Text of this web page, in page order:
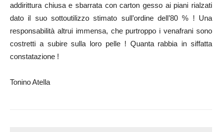
addirittura chiusa e sbarrata con carton gesso ai piani rialzati
dato il suo sottoutilizzo stimato sull’ordine dell’80 % ! Una
responsabilità altrui immensa, che purtroppo i venafrani sono
costretti a subire sulla loro pelle ! Quanta rabbia in siffatta
constatazione !
Tonino Atella